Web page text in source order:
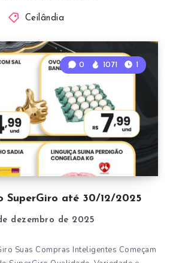
Ceilândia
SuperGiro até 30/12/2025
0 1071 1
dezembro de 2025
Suas Compras Inteligentes Começam